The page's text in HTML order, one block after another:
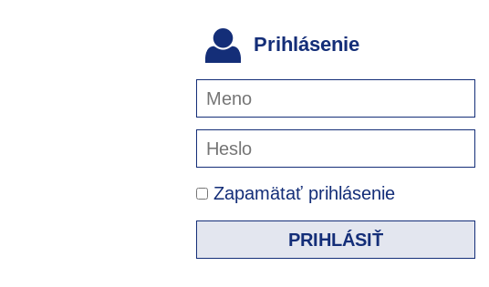
Prihlásenie
Zapamätať prihlásenie
PRIHLÁSIŤ